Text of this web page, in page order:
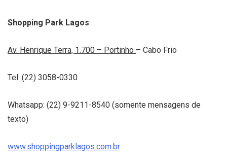
Shopping Park Lagos
Av. Henrique Terra, 1.700 – Portinho – Cabo Frio
Tel: (22) 3058-0330
Whatsapp: (22) 9-9211-8540 (somente mensagens de
texto)
www.shoppingparklagos.com.br